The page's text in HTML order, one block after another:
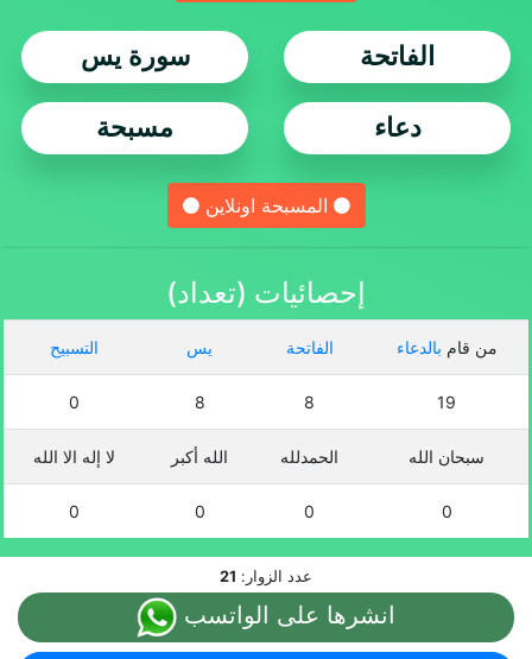
الفاتحة سورة يس
دعاء مسبحة
المسبحة اونلاين
إحصائيات (تعداد)
من قام بالدعاء الفاتحة يس التسبيح
19
8
8
0
سبحان الله الحمدلله الله أكبر لا إله الا الله
0
0
0
0
عدد الزوار: 21
انشرها على الواتسب